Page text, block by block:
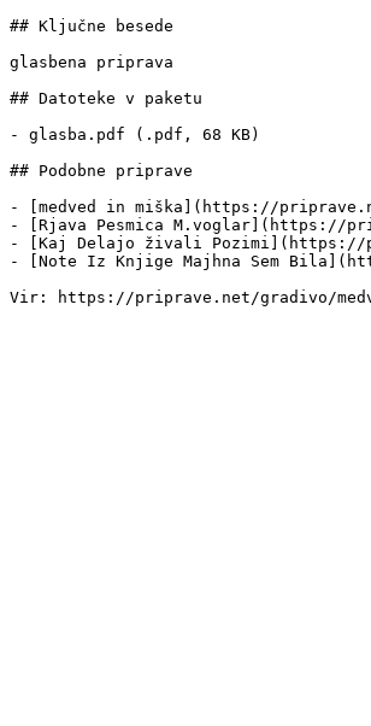
## Ključne besede
glasbena priprava
## Datoteke v paketu
- glasba.pdf (.pdf, 68 KB)
## Podobne priprave
- [medved in miška](https://
- [Rjava Pesmica M.voglar](https://
- [Kaj Delajo živali Pozimi](https://
- [Note Iz Knjige Majhna Sem